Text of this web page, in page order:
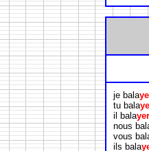
je bala
tu bala
il bala
nous
vous
ils bala